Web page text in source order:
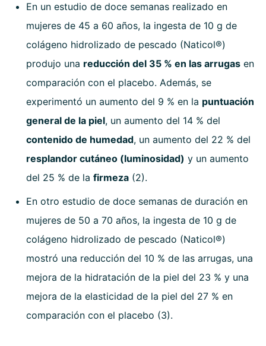
En un estudio de doce semanas realizado en
mujeres de 45 a 60 años, la ingesta de 10 g de
colágeno hidrolizado de pescado (Naticol®)
produjo una reducción del 35 % en las arrugas en
comparación con el placebo. Además, se
experimentó un aumento del 9 % en la puntuación
general de la piel, un aumento del 14 % del
contenido de humedad, un aumento del 22 % del
resplandor cutáneo (luminosidad) y un aumento
del 25 % de la firmeza (2).
En otro estudio de doce semanas de duración en
mujeres de 50 a 70 años, la ingesta de 10 g de
colágeno hidrolizado de pescado (Naticol®)
mostró una reducción del 10 % de las arrugas, una
mejora de la hidratación de la piel del 23 % y una
mejora de la elasticidad de la piel del 27 % en
comparación con el placebo (3).